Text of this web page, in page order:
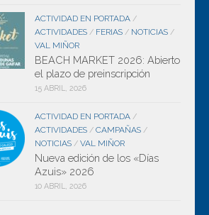
ACTIVIDAD EN PORTADA /
ACTIVIDADES / FERIAS / NOTICIAS /
VAL MIÑOR
BEACH MARKET 2026: Abierto
el plazo de preinscripción
15 ABRIL, 2026
ACTIVIDAD EN PORTADA /
ACTIVIDADES / CAMPAÑAS /
NOTICIAS / VAL MIÑOR
Nueva edición de los «Días
Azuis» 2026
10 ABRIL, 2026